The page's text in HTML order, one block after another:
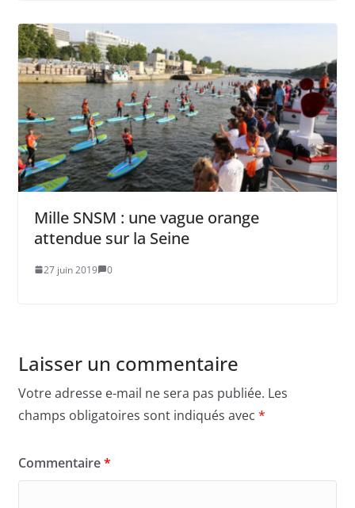
Mille SNSM : une vague orange
attendue sur la Seine
27 juin 2019 0
Laisser un commentaire
Votre adresse e-mail ne sera pas publiée. Les
champs obligatoires sont indiqués avec *
Commentaire*